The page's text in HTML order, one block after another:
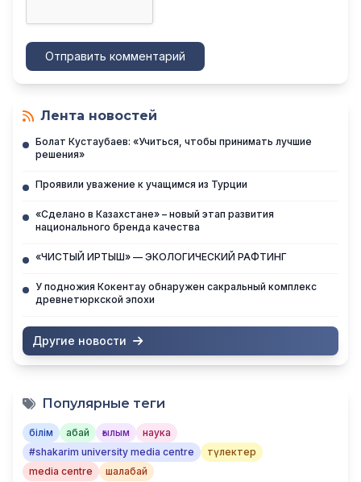
Отправить комментарий
Лента новостей
Болат Кустаубаев: «Учиться, чтобы принимать лучшие
решения»
Проявили уважение к учащимся из Турции
«Сделано в Казахстане» – новый этап развития
национального бренда качества
«ЧИСТЫЙ ИРТЫШ» — ЭКОЛОГИЧЕСКИЙ РАФТИНГ
У подножия Кокентау обнаружен сакральный комплекс
древнетюркской эпохи
Другие новости
Популярные теги
білім абай ғылым
наука
#shakarim university media centre
түлектер
media centre
шалабай